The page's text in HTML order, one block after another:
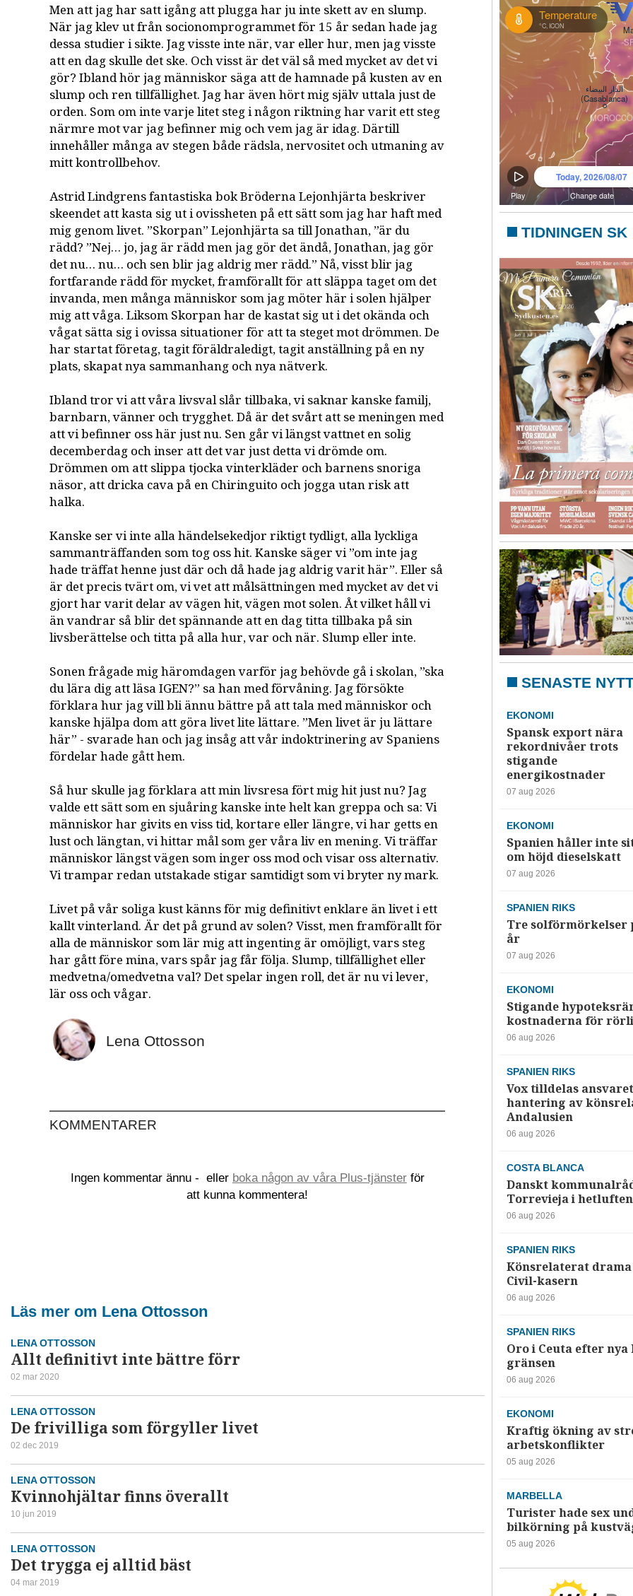
Men att jag har satt igång att plugga har ju inte skett av en slump.
När jag klev ut från socionomprogrammet för 15 år sedan hade jag
dessa studier i sikte. Jag visste inte när, var eller hur, men jag visste
att en dag skulle det ske. Och visst är det väl så med mycket av det vi
gör? Ibland hör jag människor säga att de hamnade på kusten av en
slump och ren tillfällighet. Jag har även hört mig själv uttala just de
orden. Som om inte varje litet steg i någon riktning har varit ett steg
närmre mot var jag befinner mig och vem jag är idag. Därtill
innehåller många av stegen både rädsla, nervositet och utmaning av
mitt kontrollbehov.
Astrid Lindgrens fantastiska bok Bröderna Lejonhjärta beskriver
skeendet att kasta sig ut i ovissheten på ett sätt som jag har haft med
mig genom livet. ”Skorpan” Lejonhjärta sa till Jonathan, ”är du
rädd? ”Nej… jo, jag är rädd men jag gör det ändå, Jonathan, jag gör
det nu… nu… och sen blir jag aldrig mer rädd.” Nå, visst blir jag
fortfarande rädd för mycket, framförallt för att släppa taget om det
invanda, men många människor som jag möter här i solen hjälper
mig att våga. Liksom Skorpan har de kastat sig ut i det okända och
vågat sätta sig i ovissa situationer för att ta steget mot drömmen. De
har startat företag, tagit föräldraledigt, tagit anställning på en ny
plats, skapat nya sammanhang och nya nätverk.
Ibland tror vi att våra livsval slår tillbaka, vi saknar kanske familj,
barnbarn, vänner och trygghet. Då är det svårt att se meningen med
att vi befinner oss här just nu. Sen går vi längst vattnet en solig
decemberdag och inser att det var just detta vi drömde om.
Drömmen om att slippa tjocka vinterkläder och barnens snoriga
näsor, att dricka cava på en Chiringuito och jogga utan risk att
halka.
Kanske ser vi inte alla händelsekedjor riktigt tydligt, alla lyckliga
sammanträffanden som tog oss hit. Kanske säger vi ”om inte jag
hade träffat henne just där och då hade jag aldrig varit här”. Eller så
är det precis tvärt om, vi vet att målsättningen med mycket av det vi
gjort har varit delar av vägen hit, vägen mot solen. Åt vilket håll vi
än vandrar så blir det spännande att en dag titta tillbaka på sin
livsberättelse och titta på alla hur, var och när. Slump eller inte.
Sonen frågade mig häromdagen varför jag behövde gå i skolan, ”ska
du lära dig att läsa IGEN?” sa han med förvåning. Jag försökte
förklara hur jag vill bli ännu bättre på att tala med människor och
kanske hjälpa dom att göra livet lite lättare. ”Men livet är ju lättare
här” - svarade han och jag insåg att vår indoktrinering av Spaniens
fördelar hade gått hem.
Så hur skulle jag förklara att min livsresa fört mig hit just nu? Jag
valde ett sätt som en sjuåring kanske inte helt kan greppa och sa: Vi
människor har givits en viss tid, kortare eller längre, vi har getts en
lust och längtan, vi hittar mål som ger våra liv en mening. Vi träffar
människor längst vägen som inger oss mod och visar oss alternativ.
Vi trampar redan utstakade stigar samtidigt som vi bryter ny mark.
Livet på vår soliga kust känns för mig definitivt enklare än livet i ett
kallt vinterland. Är det på grund av solen? Visst, men framförallt för
alla de människor som lär mig att ingenting är omöjligt, vars steg
har gått före mina, vars spår jag får följa. Slump, tillfällighet eller
medvetna/omedvetna val? Det spelar ingen roll, det är nu vi lever,
lär oss och vågar.
Lena Ottosson
KOMMENTARER
Ingen kommentar ännu - eller boka någon av våra Plus-tjänsterför
att kunna kommentera!
Läs mer om Lena Ottosson
LENA OTTOSSON
Allt definitivt inte bättre förr
02 mar 2020
LENA OTTOSSON
De frivilliga som förgyller livet
02 dec 2019
LENA OTTOSSON
Kvinnohjältar finns överallt
10 jun 2019
LENA OTTOSSON
Det trygga ej alltid bäst
04 mar 2019
TIDNINGEN SK
SENASTE
EKONOMI
Spansk export nära
rekordnivåer trots
stigande
energikostnader
07 aug 2026
EKONOMI
Spanien håller inte
om höjd dieselskatt
07 aug 2026
SPANIEN RIKS
Tre solförmörkelser
år
07 aug 2026
EKONOMI
Stigande
kostnaderna för
06 aug 2026
SPANIEN RIKS
Vox tilldelas
hantering av
Andalusien
06 aug 2026
COSTA BLANCA
Danskt
Torrevieja i hetluften
06 aug 2026
SPANIEN RIKS
Könsrelaterat
Civil-kasern
06 aug 2026
SPANIEN RIKS
Oro i Ceuta efter
gränsen
06 aug 2026
EKONOMI
Kraftig ökning av
arbetskonflikter
05 aug 2026
MARBELLA
Turister hade sex
bilkörning på
05 aug 2026